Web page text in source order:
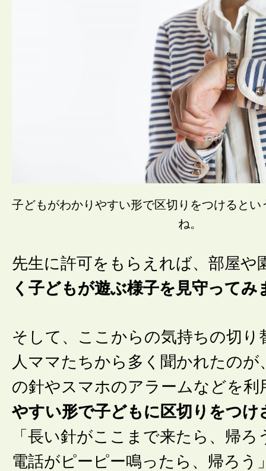
子どもがわかりやすい形で区切りをつけるとい
ね。
先生に許可をもらえれば、部屋や
く子どもが遊ぶ様子を見守ってみ
そして、ここからの気持ちの切り
人ママたちから多く聞かれたのが
の針やスマホのアラームなどを利
やすい形で子どもに区切りをつけ
「長い針がここまで来たら、帰ろ
電話がピーピー鳴ったら、帰ろう